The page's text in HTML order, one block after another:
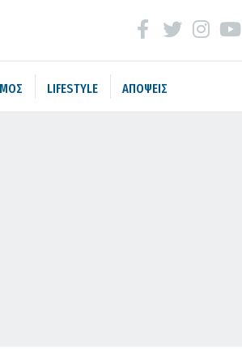
LIFESTYLE ΑΠΟΨΕΙΣ